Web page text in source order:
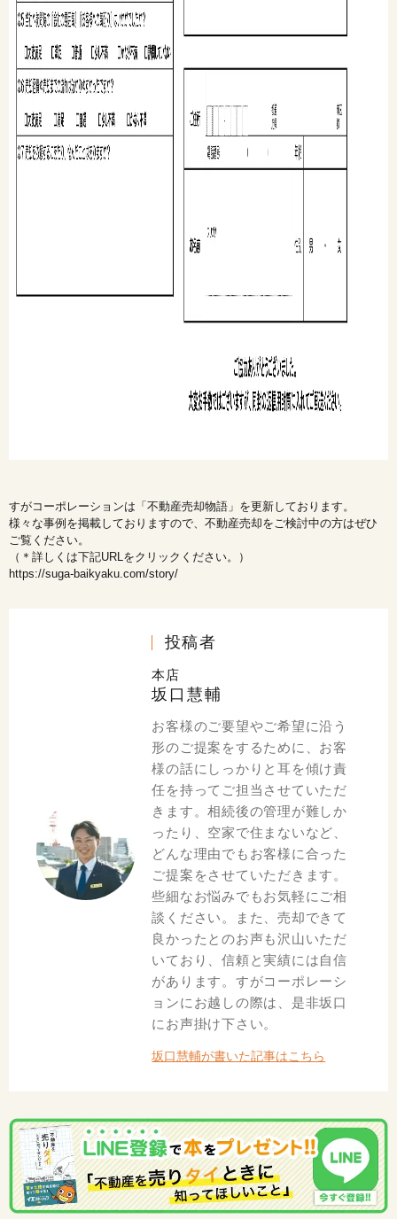
すがコーポレーションは「不動産売却物語」を更新しております。
様々な事例を掲載しておりますので、不動産売却をご検討中の方はぜひ
ご覧ください。
（＊詳しくは下記URLをクリックください。）
https://suga-baikyaku.com/story/
投稿者
本店
坂口慧輔
お客様のご要望やご希望に沿う
形のご提案をするために、お客
様の話にしっかりと耳を傾け責
任を持ってご担当させていただ
きます。相続後の管理が難しか
ったり、空家で住まないなど、
どんな理由でもお客様に合った
ご提案をさせていただきます。
些細なお悩みでもお気軽にご相
談ください。また、売却できて
良かったとのお声も沢山いただ
いており、信頼と実績には自信
があります。すがコーポレーシ
ョンにお越しの際は、是非坂口
にお声掛け下さい。
坂口慧輔が書いた記事はこちら